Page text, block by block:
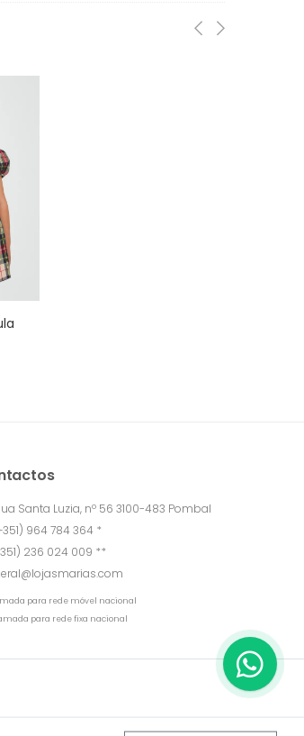
Santa Luzia, nº 56 3100-483 Pombal
964 784 364 *
236 024 009 **
para rede móvel nacional
para rede fixa nacional